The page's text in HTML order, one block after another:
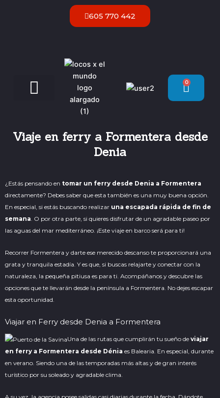
605 770 442
0
Viaje en ferry a Formentera desde
Denia
¿Estás pensando en tomar un ferry desde Denia a Formentera
directamente? Debes saber que esta también es una muy buena opción.
En especial, si estás buscando realizar una escapada rápida de fin de
semana. O por otra parte, si quieres disfrutar de un agradable paseo por
las aguas del mar mediterráneo. ¡Este viaje en barco será para ti!
Recorrer Formentera y darte ese merecido descanso te proporcionará una
grata y tranquila estadía. Y es que, si buscas relajarte y conectar con la
naturaleza, la pequeña pitiusa es para ti. Acompáñanos y descubre las
opciones que te llevarán desde la península a Formentera. No dejes escapar
esta oportunidad.
Viajar en Ferry desde Denia a Formentera
Una de las rutas que cumplirán tu sueño de viajar
en ferry a Formentera desde Dénia es Balearia. En especial, durante
en verano. Siendo una de las temporadas más altas y de gran interés
turístico por su soleado y agradable clima.